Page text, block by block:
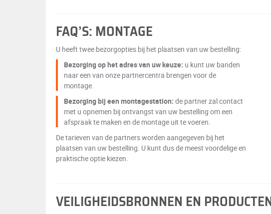
FAQ’S: MONTAGE
U heeft twee bezorgopties bij het plaatsen van uw bestelling:
Bezorging op het adres van uw keuze: u kunt uw banden
naar een van onze partnercentra brengen voor de
montage.
Bezorging bij een montagestation: de partner zal contact
met u opnemen bij ontvangst van uw bestelling om een
afspraak te maken en de montage uit te voeren.
De tarieven van de partners worden aangegeven bij het
plaatsen van uw bestelling. U kunt dus de meest voordelige en
praktische optie kiezen.
VEILIGHEIDSBRONNEN EN PRODUCTEN